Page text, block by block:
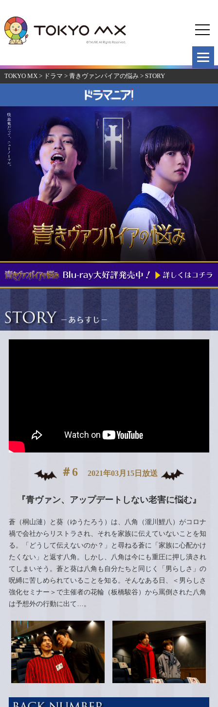
TOKYO MX> ドラマ > 青きヴァンパイアの悩み> STORY
＃6 2021年03月15日放送
『青ヴァン、アップデートしない老害に悩む』
蒼（桐山漣）と葵（ゆうたろう）は、八角（瀧川鯉八）がコロナ
禍で会社からリストラされ、それを家族に伝えていないことを知
る。「どうして伝えないのか？」と尋ねる蒼に「家族に心配かけ
たくない」と返す八角。しかし、八角は今にも重圧に押し潰され
てしまいそう。蒼と葵は八角も自分たちと同じく「男らしさ」の
呪縛に苦しめられていることを知る。そんなある日、＜男らしさ
強化セミナー＞で主催者の花輪（板橋駿谷）から罵倒された八角
は予想外の行動に出て…。